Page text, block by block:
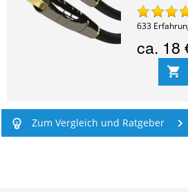
633
ca. 18
Zum Vergleich und Ratgeber